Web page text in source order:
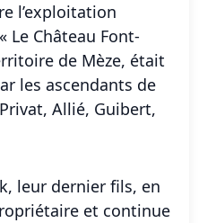
l’exploitation
Le Château Font-
de Mèze, était
les ascendants de
Allié, Guibert,
leur dernier fils, en
et continue